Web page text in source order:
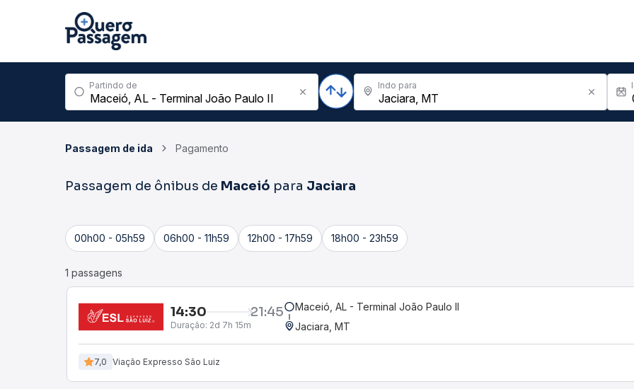
Partindo de Indo para
Passagem de ida Pagamento
Passagem de ônibus de Maceió para Jaciara
00h00 - 05h59 06h00 - 11h59 12h00 - 17h59 18h00 - 23h59
1 passagens
14:30 21:45
Duração: 2d 7h 15m
Maceió, AL - Terminal João Paulo II
Jaciara, MT
7,0 Viação Expresso São Luiz